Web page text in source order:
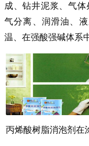
成、钻井泥浆、气
气分离、润滑油、
温、在强酸强碱体系
丙烯酸树脂消泡剂 在